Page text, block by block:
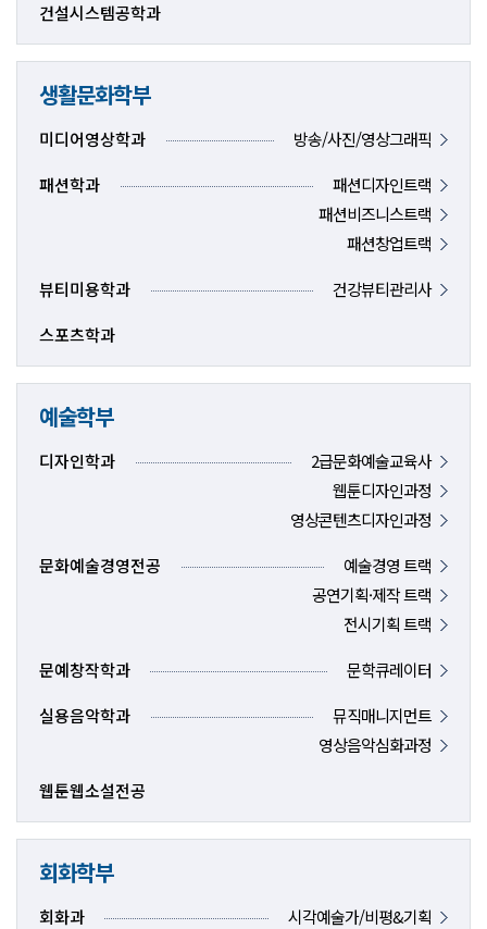
건설시스템공학과
생활문화학부
미디어영상학과
방송/사진/영상그래픽
패션학과
패션디자인트랙
패션비즈니스트랙
패션창업트랙
뷰티미용학과
건강뷰티관리사
스포츠학과
예술학부
디자인학과
2급문화예술교육사
웹툰디자인과정
영상콘텐츠디자인과정
문화예술경영전공
예술경영 트랙
공연기획·제작 트랙
전시기획 트랙
문예창작학과
문학큐레이터
실용음악학과
뮤직매니지먼트
영상음악심화과정
웹툰웹소설전공
회화학부
회화과
시각예술가/비평&기획